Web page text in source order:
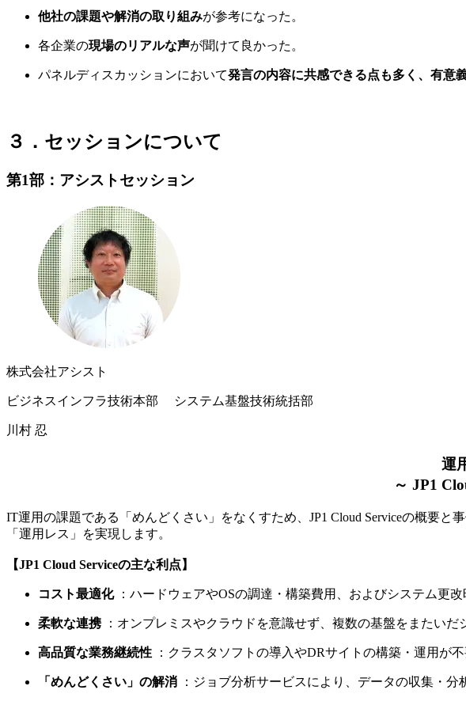
他社の課題や解消の取り組みが参考になった。
各企業の現場のリアルな声が聞けて良かった。
パネルディスカッションにおいて発言の内容に共感できる点も多く、有意
３．セッションについて
第1部：アシストセッション
株式会社アシスト
ビジネスインフラ技術本部 システム基盤技術統括部
川村 忍
運
～ JP1
IT運用の課題である「めんどくさい」をなくすため、JP1 Cloud Serviceの概要
「運用レス」を実現します。
【JP1 Cloud Serviceの主な利点】
コスト最適化 ：ハードウェアやOSの調達・構築費用、およびシステム更
柔軟な連携 ：オンプレミスやクラウドを意識せず、複数の基盤をまたいだ
高品質な業務継続性 ：クラスタソフトの導入やDRサイトの構築・運用が
「めんどくさい」の解消 ：ジョブ分析サービスにより、データの収集・